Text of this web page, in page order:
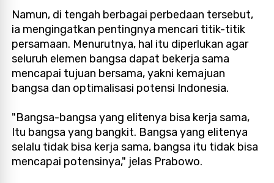
Namun, di tengah berbagai perbedaan tersebut,
ia mengingatkan pentingnya mencari titik-titik
persamaan. Menurutnya, hal itu diperlukan agar
seluruh elemen bangsa dapat bekerja sama
mencapai tujuan bersama, yakni kemajuan
bangsa dan optimalisasi potensi Indonesia.
"Bangsa-bangsa yang elitenya bisa kerja sama,
Itu bangsa yang bangkit. Bangsa yang elitenya
selalu tidak bisa kerja sama, bangsa itu tidak bisa
mencapai potensinya," jelas Prabowo.